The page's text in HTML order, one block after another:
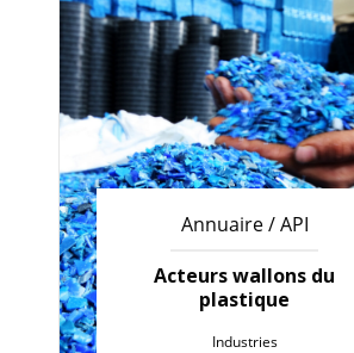
Annuaire / API
Acteurs wallons du
plastique
Industries